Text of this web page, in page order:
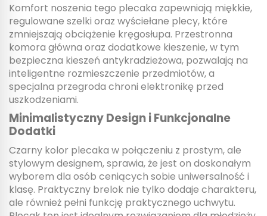
Komfort noszenia tego plecaka zapewniają miękkie,
regulowane szelki oraz wyściełane plecy, które
zmniejszają obciążenie kręgosłupa. Przestronna
komora główna oraz dodatkowe kieszenie, w tym
bezpieczna kieszeń antykradzieżowa, pozwalają na
inteligentne rozmieszczenie przedmiotów, a
specjalna przegroda chroni elektronikę przed
uszkodzeniami.
Minimalistyczny Design i Funkcjonalne
Dodatki
Czarny kolor plecaka w połączeniu z prostym, ale
stylowym designem, sprawia, że jest on doskonałym
wyborem dla osób ceniących sobie uniwersalność i
klasę. Praktyczny brelok nie tylko dodaje charakteru,
ale również pełni funkcję praktycznego uchwytu.